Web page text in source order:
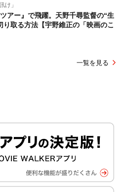
け」
アー』で飛躍。天野千尋監督の“生
り取る方法【宇野維正の「映画のこ
一覧を見る